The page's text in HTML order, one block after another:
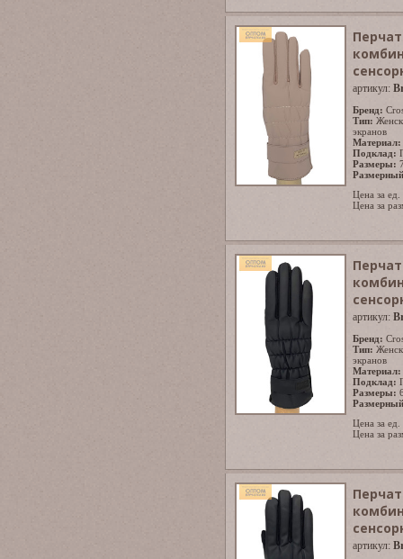
артикул:
Бренд:
Тип:
экранов
Материал:
Подклад:
Размеры:
Цена за
Цена за
артикул:
Бренд:
Тип:
экранов
Материал:
Подклад:
Размеры:
Цена за
Цена за
артикул: